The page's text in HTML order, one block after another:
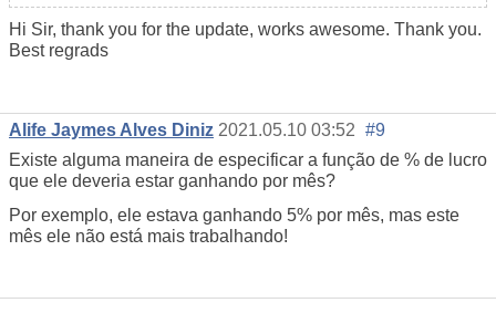
Hi Sir, thank you for the update, works awesome. Thank you.
Best regrads
Alife Jaymes Alves Diniz 2021.05.10 03:52 #9
Existe alguma maneira de especificar a função de % de lucro
que ele deveria estar ganhando por mês?
Por exemplo, ele estava ganhando 5% por mês, mas este
mês ele não está mais trabalhando!